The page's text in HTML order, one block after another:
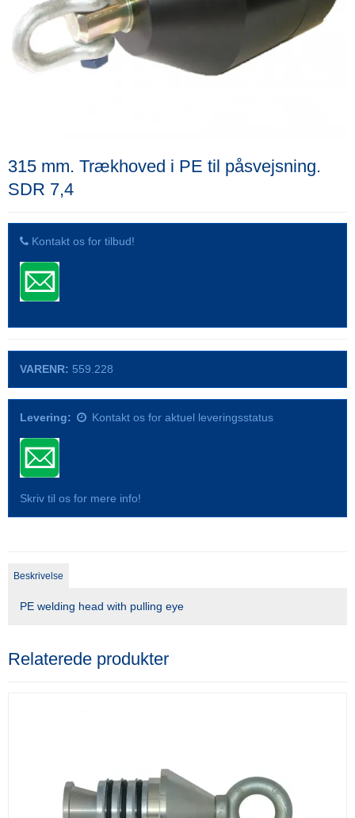
315 mm. Trækhoved i PE til påsvejsning.
SDR 7,4
Kontakt os for tilbud!
VARENR: 559.228
Levering: Kontakt os for aktuel leveringsstatus
Skriv til os for mere info!
Beskrivelse
PE welding head with pulling eye
Relaterede produkter